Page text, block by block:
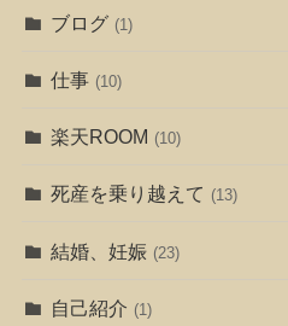
ブログ (1)
仕事 (10)
楽天ROOM (10)
死産を乗り越えて (13)
結婚、妊娠 (23)
自己紹介 (1)